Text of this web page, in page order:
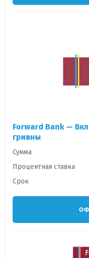
Forward Bank —
гривны
Сумма
Процентная ставка
Срок